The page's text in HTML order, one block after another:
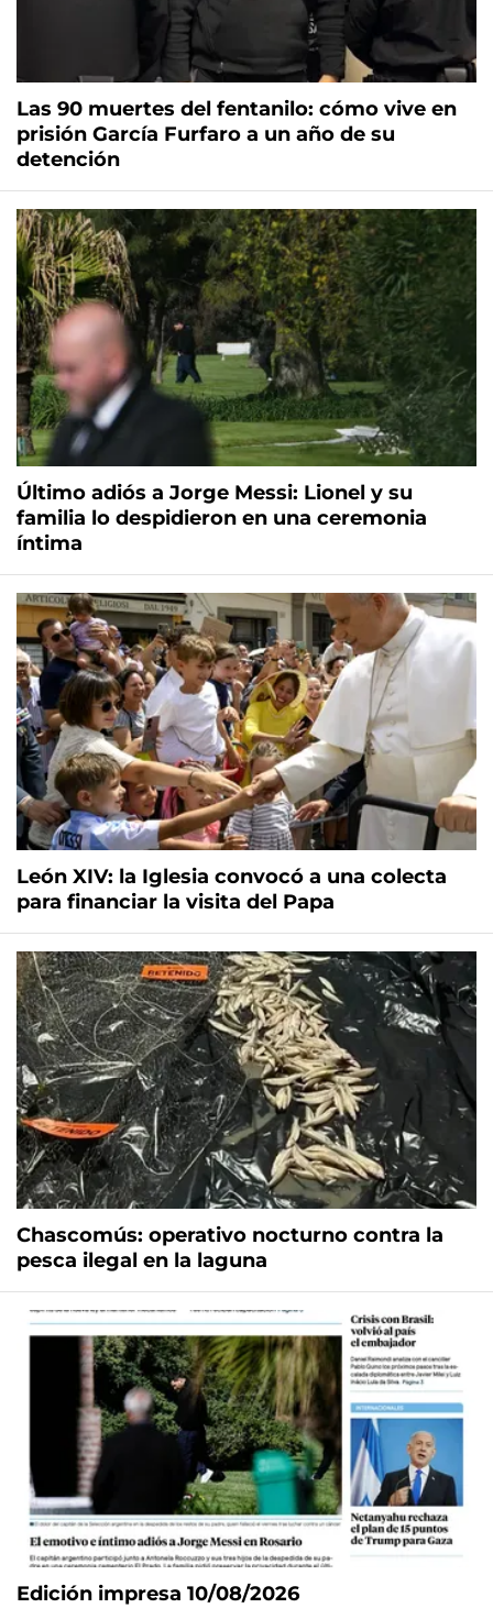
Las 90 muertes del fentanilo: cómo vive en
prisión García Furfaro a un año de su
detención
Último adiós a Jorge Messi: Lionel y su
familia lo despidieron en una ceremonia
íntima
León XIV: la Iglesia convocó a una colecta
para financiar la visita del Papa
Chascomús: operativo nocturno contra la
pesca ilegal en la laguna
Edición impresa 10/08/2026